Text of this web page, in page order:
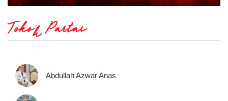
Tokoh Partai
Abdullah Azwar Anas